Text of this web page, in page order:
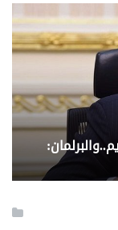
..
من